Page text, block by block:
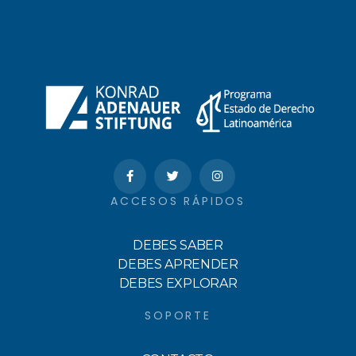
ACCESOS RÁPIDOS
DEBES SABER
DEBES APRENDER
DEBES EXPLORAR
SOPORTE